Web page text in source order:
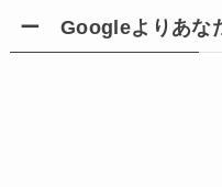
ー Googleよりあな